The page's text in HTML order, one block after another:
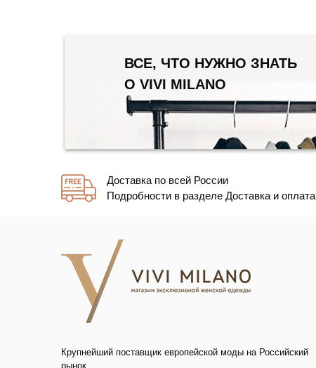
ВСЕ, ЧТО НУЖНО ЗНАТЬ
О VIVI MILANO
Доставка по всей России
Подробности в разделе Доставка и оплата
Крупнейший поставщик европейской моды на Российский
рынок